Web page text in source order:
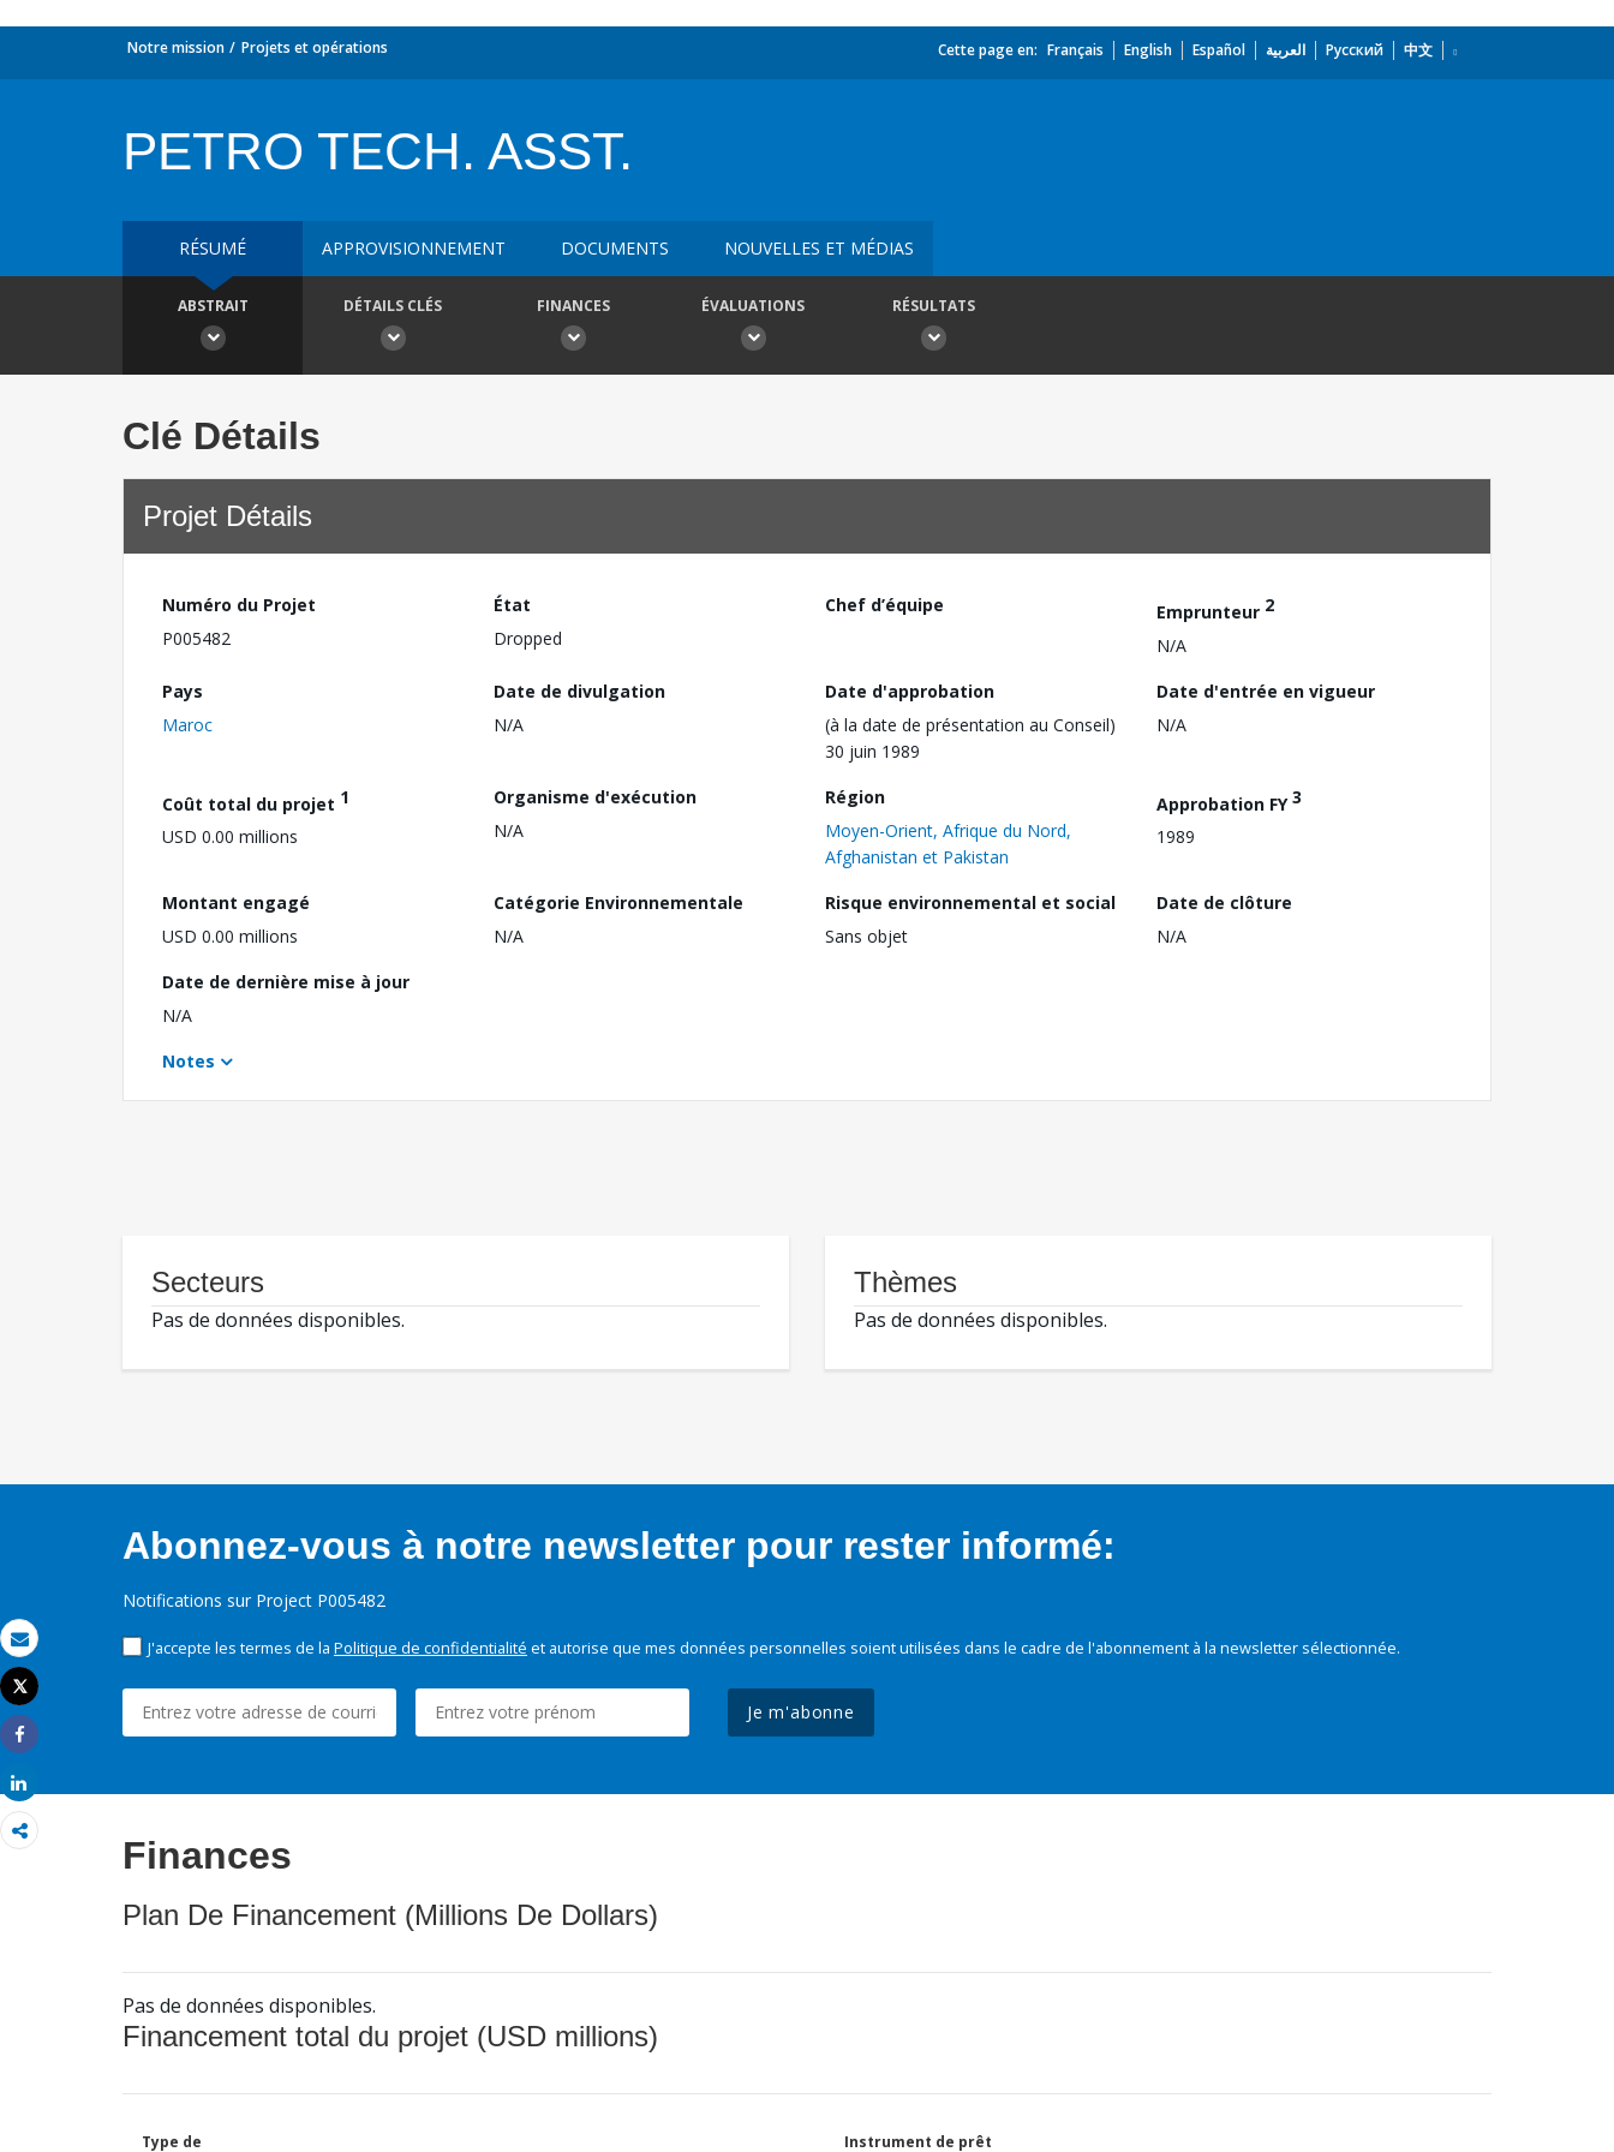
Email
Imprimer
Tweet
Share
Notre mission Projets et opérations Cette page en: Français English Español العربية Русский 中文
PETRO TECH. ASST.
RÉSUMÉ APPROVISIONNEMENT DOCUMENTS NOUVELLES ET MÉDIAS
ABSTRAIT DÉTAILS CLÉS FINANCES ÉVALUATIONS RÉSULTATS
Clé Détails
Projet Détails
Numéro du Projet
P005482
État
Dropped
Chef d’équipe Emprunteur 2
N/A
Pays
Maroc
Date de divulgation
N/A
Date d'approbation
(à la date de présentation au Conseil)
30 juin 1989
Date d'entrée en vigueur
N/A
Coût total du projet 1
USD 0.00 millions
Organisme d'exécution
N/A
Région
Moyen-Orient, Afrique du Nord,
Afghanistan et Pakistan
Approbation FY3
1989
Montant engagé
USD 0.00 millions
Catégorie Environnementale
N/A
Risque environnemental et social
Sans objet
Date de clôture
N/A
Date de dernière mise à jour
N/A
Notes
Secteurs
Pas de données disponibles.
Thèmes
Pas de données disponibles.
Abonnez-vous à notre newsletter pour rester informé:
Notifications sur Project P005482
J'accepte les termes de la Politique de confidentialité et autorise que mes données personnelles soient utilisées dans le cadre de l'abonnement à la newsletter sélectionnée.
Je m'abonne
Finances
Plan De Financement (Millions De Dollars)
Pas de données disponibles.
Financement total du projet (USD millions)
Type de
Instrument de prêt